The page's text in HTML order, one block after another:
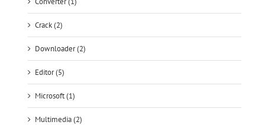
Crack (2)
Downloader (2)
Editor (5)
Microsoft (1)
Multimedia (2)